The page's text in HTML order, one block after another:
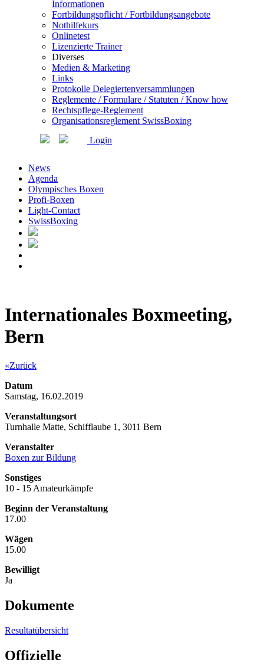
Informationen
Fortbildungspflicht / Fortbildungsangebote
Nothilfekurs
Onlinetest
Lizenzierte Trainer
Diverses
Medien & Marketing
Links
Protokolle Delegiertenversammlungen
Reglemente / Formulare / Statuten / Know how
Rechtspflege-Reglement
Organisationsreglement SwissBoxing
Login
News
Agenda
Olympisches Boxen
Profi-Boxen
Light-Contact
SwissBoxing
Internationales Boxmeeting,
Bern
«Zurück
Datum
Samstag, 16.02.2019
Veranstaltungsort
Turnhalle Matte, Schifflaube 1, 3011 Bern
Veranstalter
Boxen zur Bildung
Sonstiges
10 - 15 Amateurkämpfe
Beginn der Veranstaltung
17.00
Wägen
15.00
Bewilligt
Ja
Dokumente
Resultatübersicht
Offizielle